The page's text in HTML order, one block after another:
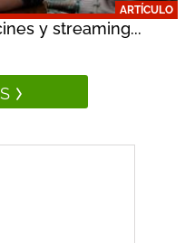
ARTÍCULO
y streaming...